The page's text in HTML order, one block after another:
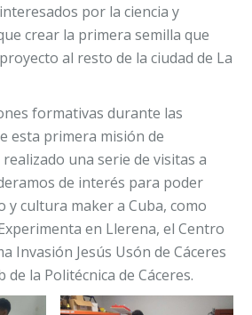
por la ciencia y
crear la primera semilla que
al resto de la ciudad de La
formativas durante las
esta primera misión de
una serie de visitas a
de interés para poder
y cultura maker a Cuba, como
en Llerena, el Centro
Invasión Jesús Usón de Cáceres
de la Politécnica de Cáceres.